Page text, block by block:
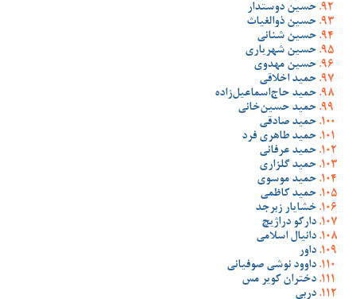
حسین دوستدار
حسین ذوالغیاث
حسین شنانی
حسین شهریاری
حسین مهدوی
حمید اخلاقی
حمید حاج‌اسماعیل‌زاده
حمید حسین‌خانی
حمید صادقی
حمید طاهری فرد
حمید عرفانی
حمید گلزاری
حمید موسوی
حمید کاظمی
خشایار زبرجد
دارکو دراژیچ
دانیال اسلامی
داور
داوود نوشی صوفیانی
دختران کویر مس
دربی